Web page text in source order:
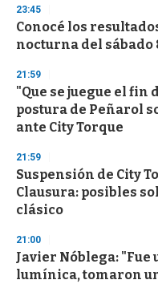
s
e
c
o
d
s
23:45
Conocé los
nocturna del sábado
21:59
"Que se juegue el fin
postura de Peñarol
ante City Torque
21:59
Suspensión de City
Clausura: posibles
clásico
21:00
Javier Nóblega: "Fue
lumínica, tomaron